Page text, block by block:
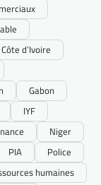
Côte d’Ivoire
Gabon
IYF
Niger
PIA
Police
humaines